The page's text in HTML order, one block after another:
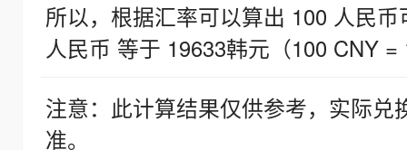
所以，根据汇率可以算出 100 人民
人民币 等于 19633韩元（100 CNY =
注意：此计算结果仅供参考，实际
准。